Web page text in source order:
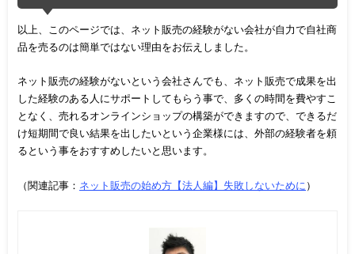
以上、このページでは、ネット販売の経験がない会社が自力で自社商
品を売るのは簡単ではない理由をお伝えしました。
ネット販売の経験がないという会社さんでも、ネット販売で成果を出
した経験のある人にサポートしてもらう事で、多くの時間を費やすこ
となく、売れるオンラインショップの構築ができますので、できるだ
け短期間で良い結果を出したいという企業様には、外部の経験者を頼
るという事をおすすめしたいと思います。
（関連記事： ネット販売の始め方【法人編】失敗しないために ）